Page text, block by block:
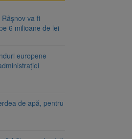
va fi
6 milioane de lei
europene
de apă, pentru